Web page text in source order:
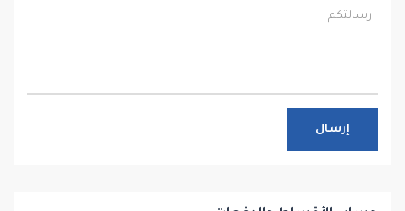
إرسال